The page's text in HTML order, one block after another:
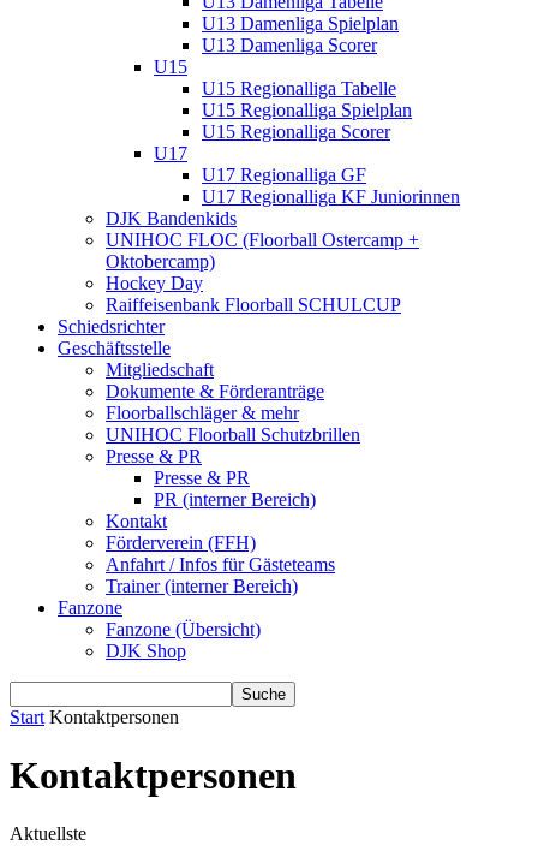
U13 Damenliga Spielplan
U13 Damenliga Scorer
U15
U15 Regionalliga Tabelle
U15 Regionalliga Spielplan
U15 Regionalliga Scorer
U17
U17 Regionalliga GF
U17 Regionalliga KF Juniorinnen
DJK Bandenkids
UNIHOC FLOC (Floorball Ostercamp +
Oktobercamp)
Hockey Day
Raiffeisenbank Floorball SCHULCUP
Schiedsrichter
Geschäftsstelle
Mitgliedschaft
Dokumente & Förderanträge
Floorballschläger & mehr
UNIHOC Floorball Schutzbrillen
Presse & PR
Presse & PR
PR (interner Bereich)
Kontakt
Förderverein (FFH)
Anfahrt / Infos für Gästeteams
Trainer (interner Bereich)
Fanzone
Fanzone (Übersicht)
DJK Shop
Start Kontaktpersonen
Kontaktpersonen
Aktuellste